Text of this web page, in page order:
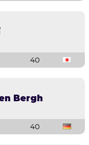
40
Bergh
40